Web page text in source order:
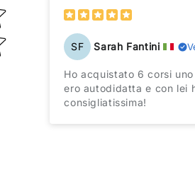
SF Sarah Fantini
Ho acquistato 6 corsi
ero autodidatta e con lei
consigliatissima!